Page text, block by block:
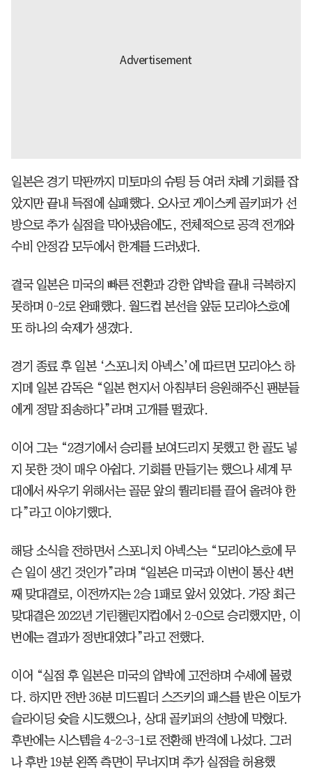
일본은 경기 막판까지 미토마의 슈팅 등 여러 차례 기회를 잡
았지만 끝내 득점에 실패했다. 오사코 게이스케 골키퍼가 선
방으로 추가 실점을 막아냈음에도, 전체적으로 공격 전개와
수비 안정감 모두에서 한계를 드러냈다.
결국 일본은 미국의 빠른 전환과 강한 압박을 끝내 극복하지
못하며 0-2로 완패했다. 월드컵 본선을 앞둔 모리야스호에
또 하나의 숙제가 생겼다.
경기 종료 후 일본 ‘스포니치 아넥스’에 따르면 모리야스 하
지메 일본 감독은 “일본 현지서 아침부터 응원해주신 팬분들
에게 정말 죄송하다”라며 고개를 떨궜다.
이어 그는 “2경기에서 승리를 보여드리지 못했고 한 골도 넣
지 못한 것이 매우 아쉽다. 기회를 만들기는 했으나 세계 무
대에서 싸우기 위해서는 골문 앞의 퀄리티를 끌어 올려야 한
다”라고 이야기했다.
해당 소식을 전하면서 스포니치 아넥스는 “모리야스호에 무
슨 일이 생긴 것인가”라며 “일본은 미국과 이번이 통산 4번
째 맞대결로, 이전까지는 2승 1패로 앞서 있었다. 가장 최근
맞대결은 2022년 기린챌린지컵에서 2-0으로 승리했지만, 이
번에는 결과가 정반대였다”라고 전했다.
이어 “실점 후 일본은 미국의 압박에 고전하며 수세에 몰렸
다. 하지만 전반 36분 미드필더 스즈키의 패스를 받은 이토가
슬라이딩 슛을 시도했으나, 상대 골키퍼의 선방에 막혔다.
후반에는 시스템을 4-2-3-1로 전환해 반격에 나섰다. 그러
나 후반 19분 왼쪽 측면이 무너지며 추가 실점을 허용했